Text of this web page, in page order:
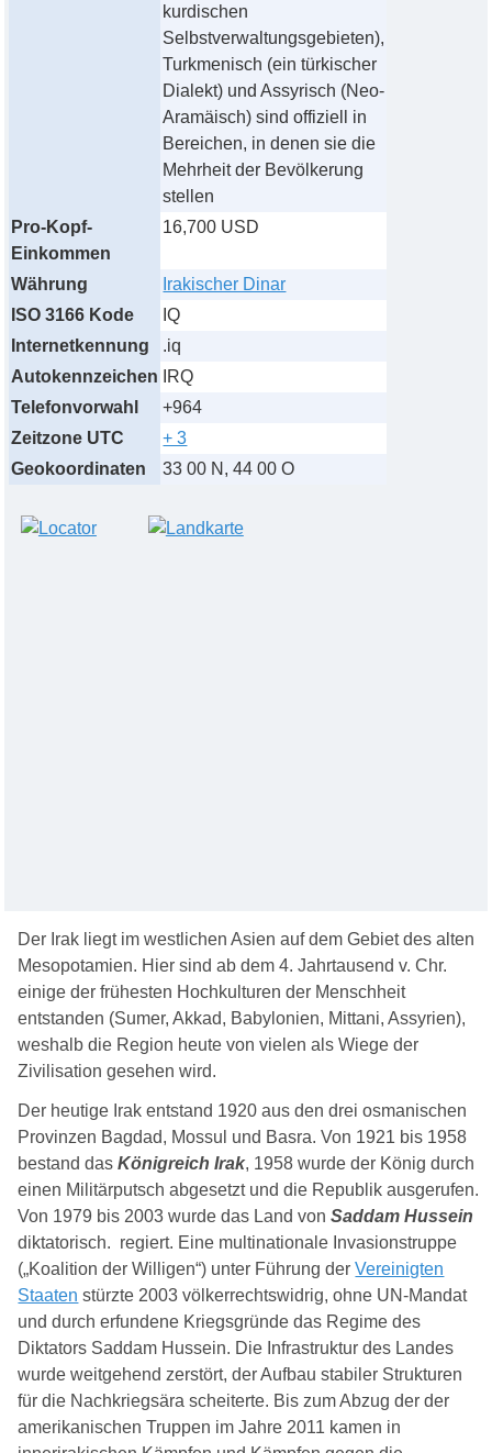
kurdischen
Selbstverwaltungsgebieten),
Turkmenisch (ein türkischer
Dialekt) und Assyrisch (Neo-
Aramäisch) sind offiziell in
Bereichen, in denen sie die
Mehrheit der Bevölkerung
stellen
Pro-Kopf-
Einkommen
16,700 USD
Währung
Irakischer Dinar
ISO 3166 Kode
IQ
Internetkennung
.iq
Autokennzeichen
IRQ
Telefonvorwahl
+964
Zeitzone UTC
+ 3
Geokoordinaten
33 00 N, 44 00 O
Der Irak liegt im westlichen Asien auf dem Gebiet des alten
Mesopotamien. Hier sind ab dem 4. Jahrtausend v. Chr.
einige der frühesten Hochkulturen der Menschheit
entstanden (Sumer, Akkad, Babylonien, Mittani, Assyrien),
weshalb die Region heute von vielen als Wiege der
Zivilisation gesehen wird.
Der heutige Irak entstand 1920 aus den drei osmanischen
Provinzen Bagdad, Mossul und Basra. Von 1921 bis 1958
bestand dasKönigreich Irak, 1958 wurde der König durch
einen Militärputsch abgesetzt und die Republik ausgerufen.
Von 1979 bis 2003 wurde das Land vonSaddam Hussein
diktatorisch. regiert. Eine multinationale Invasionstruppe
(„Koalition der Willigen“) unter Führung derVereinigten
Staaten stürzte 2003 völkerrechtswidrig, ohne UN-Mandat
und durch erfundene Kriegsgründe das Regime des
Diktators Saddam Hussein. Die Infrastruktur des Landes
wurde weitgehend zerstört, der Aufbau stabiler Strukturen
für die Nachkriegsära scheiterte. Bis zum Abzug der der
amerikanischen Truppen im Jahre 2011 kamen in